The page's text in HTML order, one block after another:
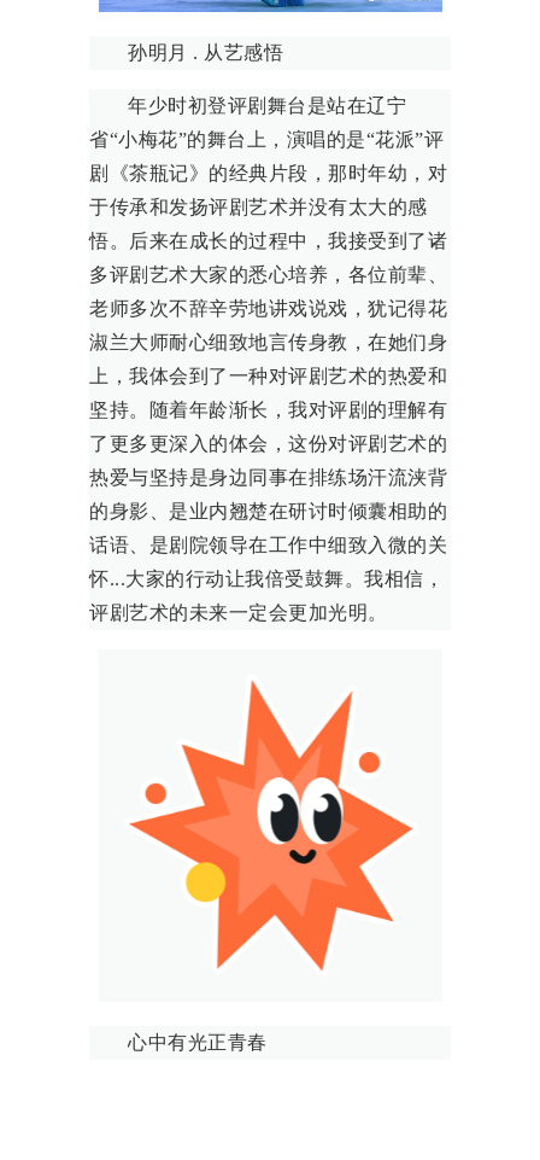
孙明月 . 从艺感悟
年少时初登评剧舞台是站在辽宁
省“小梅花”的舞台上，演唱的是“花派”评
剧《茶瓶记》的经典片段，那时年幼，对
于传承和发扬评剧艺术并没有太大的感
悟。后来在成长的过程中，我接受到了诸
多评剧艺术大家的悉心培养，各位前辈、
老师多次不辞辛劳地讲戏说戏，犹记得花
淑兰大师耐心细致地言传身教，在她们身
上，我体会到了一种对评剧艺术的热爱和
坚持。随着年龄渐长，我对评剧的理解有
了更多更深入的体会，这份对评剧艺术的
热爱与坚持是身边同事在排练场汗流浃背
的身影、是业内翘楚在研讨时倾囊相助的
话语、是剧院领导在工作中细致入微的关
怀...大家的行动让我倍受鼓舞。我相信，
评剧艺术的未来一定会更加光明。
心中有光正青春